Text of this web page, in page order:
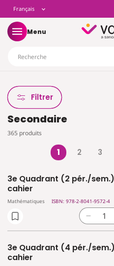
L
a
n
g
u
e
Français
Menu
Recherche
Secondaire
Filtrer
365 produits
1 2 3
3e Quadrant (2 pér./
cahier
Mathématiques ISBN: 978-2-8041-9572-4
Réduire
la
quantité
de
3e Quadrant (4 pér./
cahier